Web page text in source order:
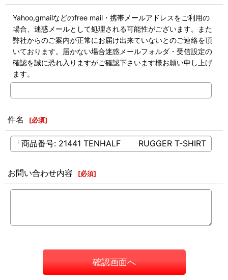
Yahoo,gmailなどのfree mail・携帯メールアドレスをご利用の
場合、迷惑メールとして処理される可能性がございます。また
弊社からのご案内が正常にお届け出来ていないとのご連絡を頂
いております。届かない場合迷惑メールフォルダ・受信設定の
確認を誠に恐れ入りますがご確認下さいます様お願い申し上げ
ます。
件名 [必須]
お問い合わせ内容 [必須]
確認画面へ